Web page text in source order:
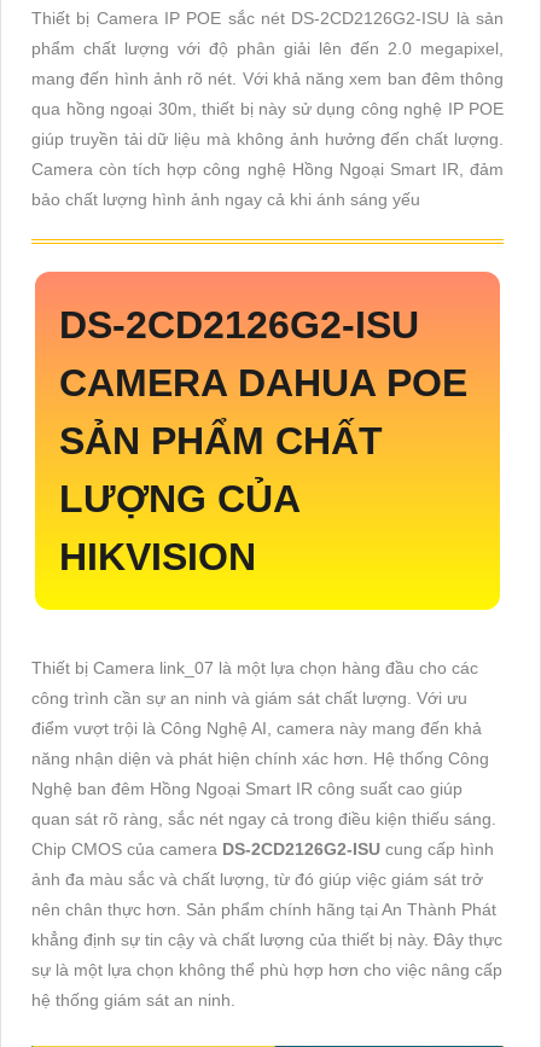
Thiết bị Camera IP POE sắc nét DS-2CD2126G2-ISU là sản
phẩm chất lượng với độ phân giải lên đến 2.0 megapixel,
mang đến hình ảnh rõ nét. Với khả năng xem ban đêm thông
qua hồng ngoại 30m, thiết bị này sử dụng công nghệ IP POE
giúp truyền tải dữ liệu mà không ảnh hưởng đến chất lượng.
Camera còn tích hợp công nghệ Hồng Ngoại Smart IR, đảm
bảo chất lượng hình ảnh ngay cả khi ánh sáng yếu
DS-2CD2126G2-ISU
CAMERA DAHUA POE
SẢN PHẨM CHẤT
LƯỢNG CỦA
HIKVISION
Thiết bị Camera link_07 là một lựa chọn hàng đầu cho các
công trình cần sự an ninh và giám sát chất lượng. Với ưu
điểm vượt trội là Công Nghệ AI, camera này mang đến khả
năng nhận diện và phát hiện chính xác hơn. Hệ thống Công
Nghệ ban đêm Hồng Ngoại Smart IR công suất cao giúp
quan sát rõ ràng, sắc nét ngay cả trong điều kiện thiếu sáng.
Chip CMOS của camera DS-2CD2126G2-ISU cung cấp hình
ảnh đa màu sắc và chất lượng, từ đó giúp việc giám sát trở
nên chân thực hơn. Sản phẩm chính hãng tại An Thành Phát
khẳng định sự tin cậy và chất lượng của thiết bị này. Đây thực
sự là một lựa chọn không thể phù hợp hơn cho việc nâng cấp
hệ thống giám sát an ninh.